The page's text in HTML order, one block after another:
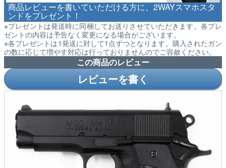
商品レビューを書いていただける方に、2WAYスマホスタ
ンドをプレゼント！
※プレゼントは発送時に同梱してお送りさせていただきます。各プレ
ゼントの内容は予告なく変更になる場合がございます。
※各プレゼントは1発送に対して1点ずつとなります。購入されたガン
の数に応じて増やす対応は行っておりませんのでご容赦ください。
この商品のレビュー
レビューを書く